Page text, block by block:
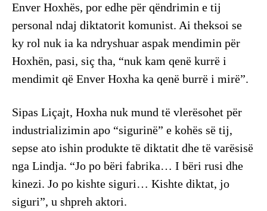
Enver Hoxhës, por edhe për qëndrimin e tij
personal ndaj diktatorit komunist. Ai theksoi se
ky rol nuk ia ka ndryshuar aspak mendimin për
Hoxhën, pasi, siç tha, “nuk kam qenë kurrë i
mendimit që Enver Hoxha ka qenë burrë i mirë”.
Sipas Liçajt, Hoxha nuk mund të vlerësohet për
industrializimin apo “sigurinë” e kohës së tij,
sepse ato ishin produkte të diktatit dhe të varësisë
nga Lindja. “Jo po bëri fabrika… I bëri rusi dhe
kinezi. Jo po kishte siguri… Kishte diktat, jo
siguri”, u shpreh aktori.